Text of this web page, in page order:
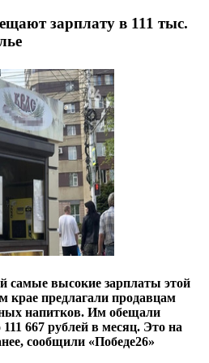
зарплату в 111 тыс.
самые высокие зарплаты этой
крае предлагали продавцам
напитков. Им обещали
667 рублей в месяц. Это на
сообщили «Победе26»